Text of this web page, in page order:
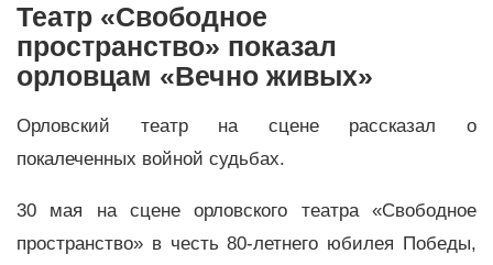
Театр «Свободное
пространство» показал
орловцам «Вечно живых»
Орловский театр на сцене рассказал о
покалеченных войной судьбах.
30 мая на сцене орловского театра «Свободное
пространство» в честь 80-летнего юбилея Победы,